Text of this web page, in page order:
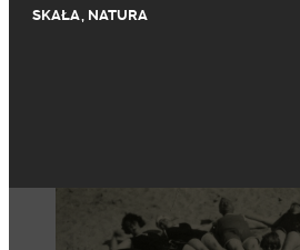
SKAŁA, NATURA